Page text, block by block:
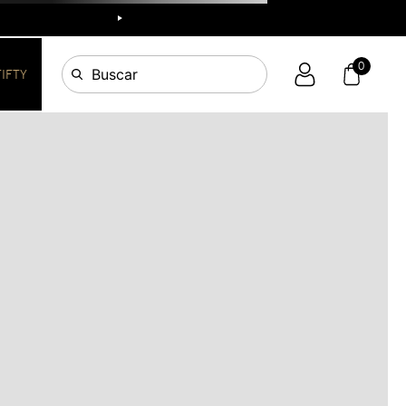
Buscar 0